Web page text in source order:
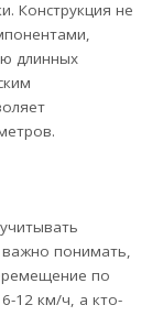
Конструкция не
длинных
понимать,
по
12 км/ч, а кто-